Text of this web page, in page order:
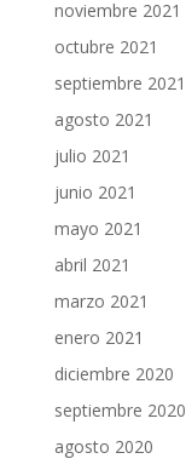
noviembre 2021
octubre 2021
septiembre 2021
agosto 2021
julio 2021
junio 2021
mayo 2021
abril 2021
marzo 2021
enero 2021
diciembre 2020
septiembre 2020
agosto 2020